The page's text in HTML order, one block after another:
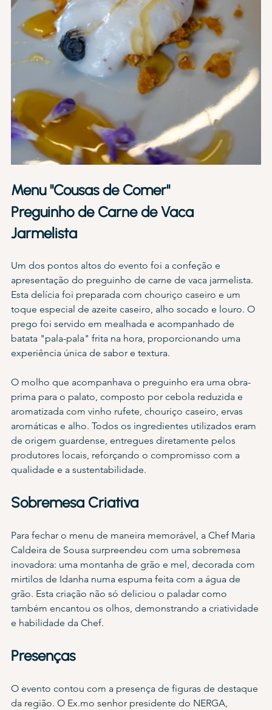
Menu "Cousas de Comer"
Preguinho de Carne de Vaca
Jarmelista
Um dos pontos altos do evento foi a confeção e
apresentação do preguinho de carne de vaca jarmelista.
Esta delícia foi preparada com chouriço caseiro e um
toque especial de azeite caseiro, alho socado e louro. O
prego foi servido em mealhada e acompanhado de
batata "pala-pala" frita na hora, proporcionando uma
experiência única de sabor e textura.
O molho que acompanhava o preguinho era uma obra-
prima para o palato, composto por cebola reduzida e
aromatizada com vinho rufete, chouriço caseiro, ervas
aromáticas e alho. Todos os ingredientes utilizados eram
de origem guardense, entregues diretamente pelos
produtores locais, reforçando o compromisso com a
qualidade e a sustentabilidade.
Sobremesa Criativa
Para fechar o menu de maneira memorável, a Chef Maria
Caldeira de Sousa surpreendeu com uma sobremesa
inovadora: uma montanha de grão e mel, decorada com
mirtilos de Idanha numa espuma feita com a água de
grão. Esta criação não só deliciou o paladar como
também encantou os olhos, demonstrando a criatividade
e habilidade da Chef.
Presenças
O evento contou com a presença de figuras de destaque
da região. O Ex.mo senhor presidente do NERGA,